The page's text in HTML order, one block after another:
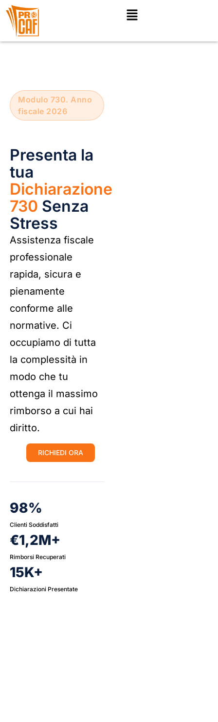
Modulo 730. Anno
fiscale 2026
Presenta la
tua
Dichiarazione
730 Senza
Stress
Assistenza fiscale
professionale
rapida, sicura e
pienamente
conforme alle
normative. Ci
occupiamo di tutta
la complessità in
modo che tu
ottenga il massimo
rimborso a cui hai
diritto.
RICHIEDI ORA
98%
Clienti Soddisfatti
€1,2M+
Rimborsi Recuperati
15K+
Dichiarazioni Presentate